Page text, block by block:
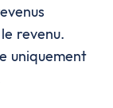
revenu.
uniquement